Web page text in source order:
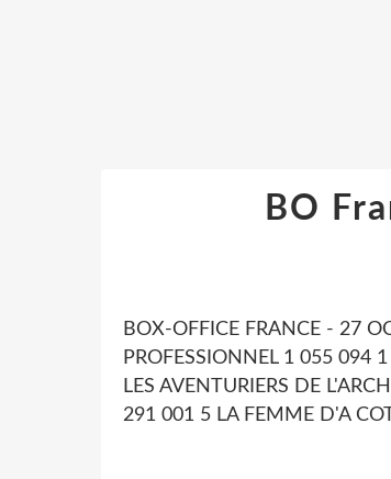
BO
BOX-OFFICE FRANCE - 27
PROFESSIONNEL 1 055 094
LES AVENTURIERS DE
291 001 5 LA FEMME D'A